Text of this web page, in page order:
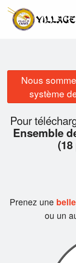
Commander en ligne
Français
Panier (0)
Nous
système
Pour
Ensemble
Prenez une belle
ou un